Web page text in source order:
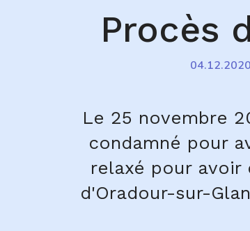
Procès
04.12.2020
Le 25 novembre
condamné pour
relaxé pour avoir
d'Oradour-sur-